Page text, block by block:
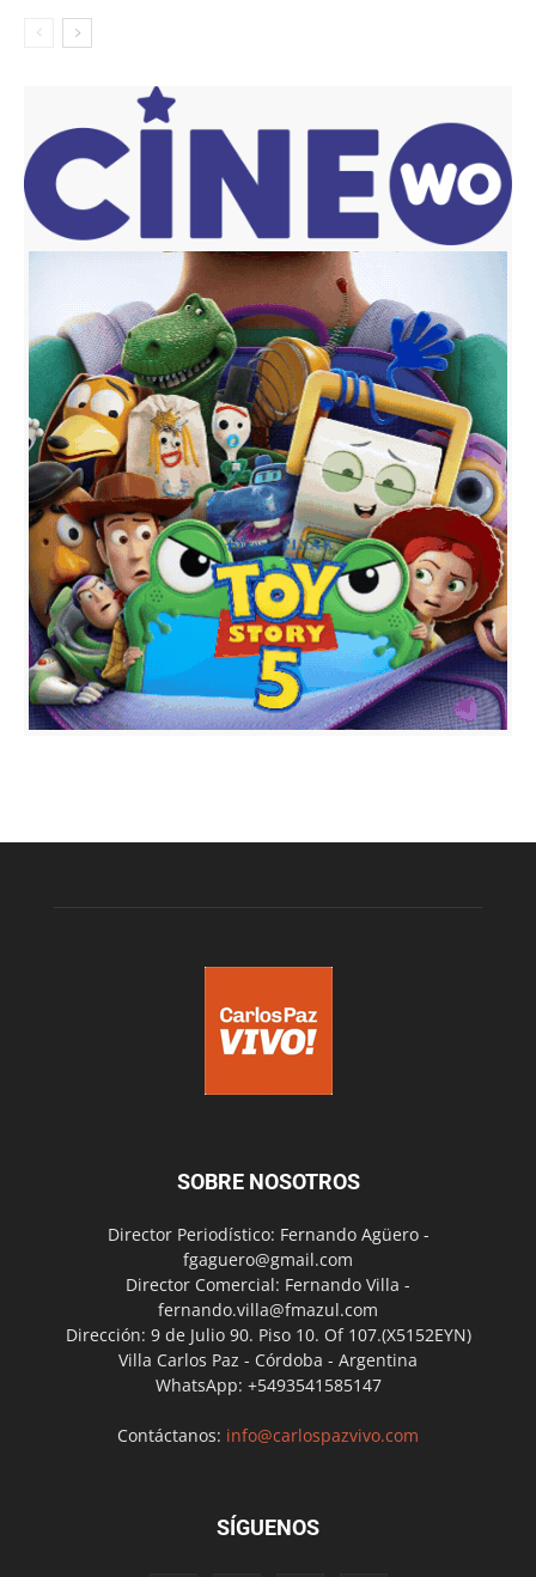
SOBRE NOSOTROS
Director Periodístico: Fernando Agüero -
fgaguero@gmail.com
Director Comercial: Fernando Villa -
fernando.villa@fmazul.com
Dirección: 9 de Julio 90. Piso 10. Of 107.(X5152EYN)
Villa Carlos Paz - Córdoba - Argentina
WhatsApp: +5493541585147
Contáctanos: info@carlospazvivo.com
SÍGUENOS